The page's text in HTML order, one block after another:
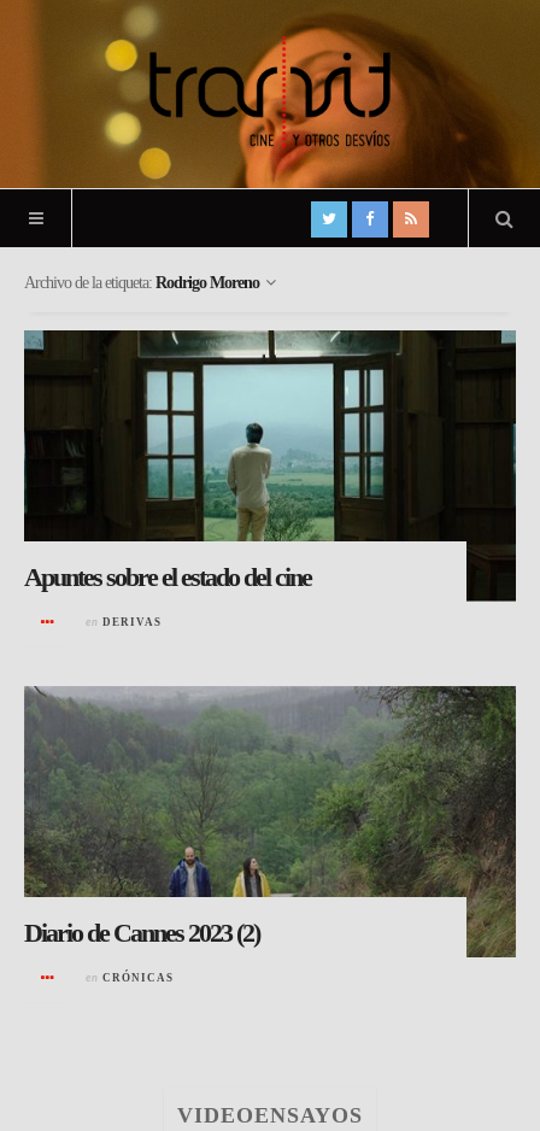
Archivo de la etiqueta: Rodrigo Moreno
Apuntes sobre el estado del cine
en DERIVAS
Diario de Cannes 2023 (2)
en CRÓNICAS
VIDEOENSAYOS